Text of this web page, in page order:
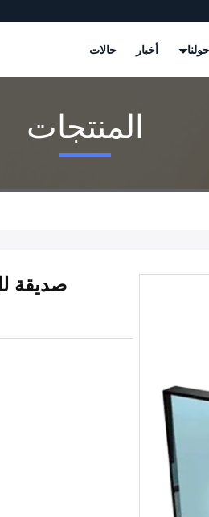
حولنا أخبار حالات
المنتجات
صديقة